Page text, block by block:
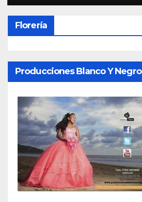
Florería
Producciones Blanco Y Negro